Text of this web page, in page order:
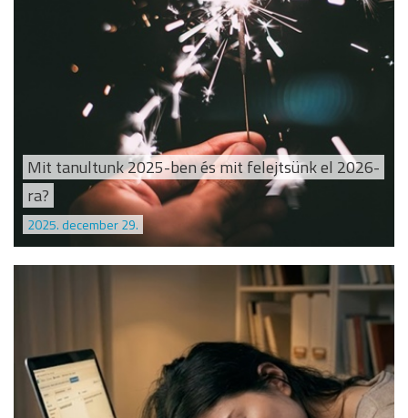
Mit tanultunk 2025-ben és mit felejtsünk el 2026-
ra?
2025. december 29.